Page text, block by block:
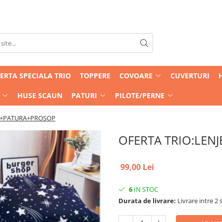
SPECIALA TRIO TOPPERE COVOARE CUVERTURI
HUSE SCAUN PATURI PILOTE/PERNE
OFERTA
99,00 Lei
6 IN STOC
Durata de livrare: Livrare intre 2